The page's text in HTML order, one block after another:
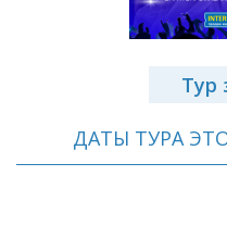
Тур
ДАТЫ ТУРА